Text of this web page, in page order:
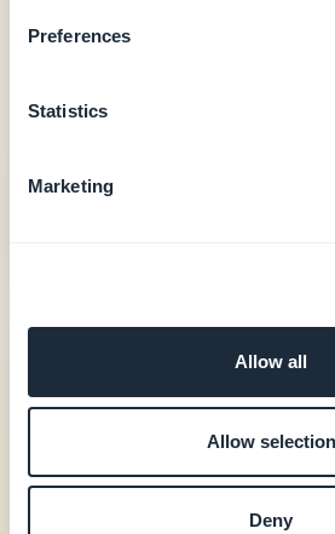
Preferences
Statistics
Marketing
Allow all
Allow selection
Deny
Compras in-app (Apple
Autenticación de usuario,
20 extensiones incluidas
(GBTC)
165 $ /mes (Standard)
Self-service desde 165 $/
Compra in-app limitada a 1 en